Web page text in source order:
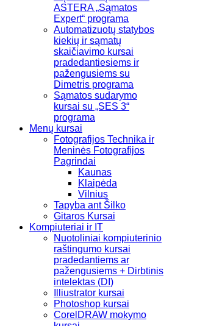
ASTERA „Sąmatos
Expert“ programa
Automatizuotų statybos
kiekių ir sąmatų
skaičiavimo kursai
pradedantiesiems ir
pažengusiems su
Dimetris programa
Sąmatos sudarymo
kursai su „SES 3“
programa
Menų kursai
Fotografijos Technika ir
Meninės Fotografijos
Pagrindai
Kaunas
Klaipėda
Vilnius
Tapyba ant Šilko
Gitaros Kursai
Kompiuteriai ir IT
Nuotoliniai kompiuterinio
raštingumo kursai
pradedantiems ar
pažengusiems + Dirbtinis
intelektas (DI)
Illiustrator kursai
Photoshop kursai
CorelDRAW mokymo